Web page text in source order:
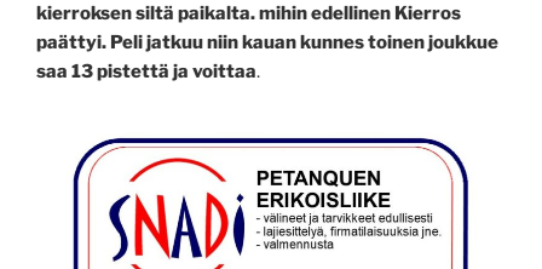
kierroksen siltä paikalta. mihin edellinen Kierros
paättyi. Peli jatkuu niin kauan kunnes toinen joukkue
saa 13 pistettä ja voittaa.